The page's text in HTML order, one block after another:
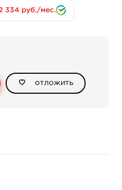
обложка мягкая +
сверху.
см.
Supply, 2011г.
334 руб./мес.
отложить